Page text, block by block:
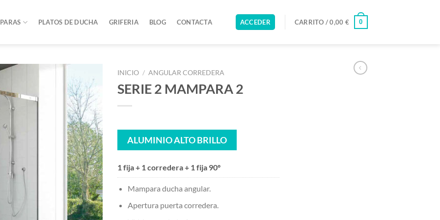
PLATOS DE DUCHA GRIFERIA BLOG CONTACTA ACCEDER CARRITO /0,00 € 0
INICIO / ANGULAR CORREDERA
SERIE 2 MAMPARA 2
ALUMINIO ALTO BRILLO
1 fija + 1 corredera + 1 fija 90º
Mampara ducha angular.
Apertura puerta corredera.